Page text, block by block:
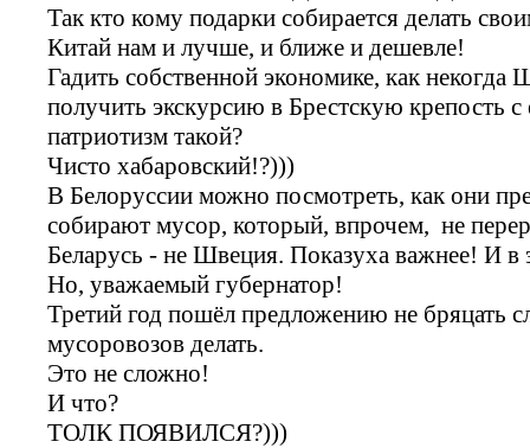
Так кто кому подарки собирается делать
Китай нам и лучше, и ближе и дешевле!
Гадить собственной экономике, как некогда
получить экскурсию в Брестскую крепость с
патриотизм такой?
Чисто хабаровский!?)))
В Белоруссии можно посмотреть, как они
собирают мусор, который, впрочем, не
Беларусь - не Швеция. Показуха важнее! И в
Но, уважаемый губернатор!
Третий год пошёл предложению не бряцать
мусоровозов делать.
Это не сложно!
И что?
ТОЛК ПОЯВИЛСЯ?)))